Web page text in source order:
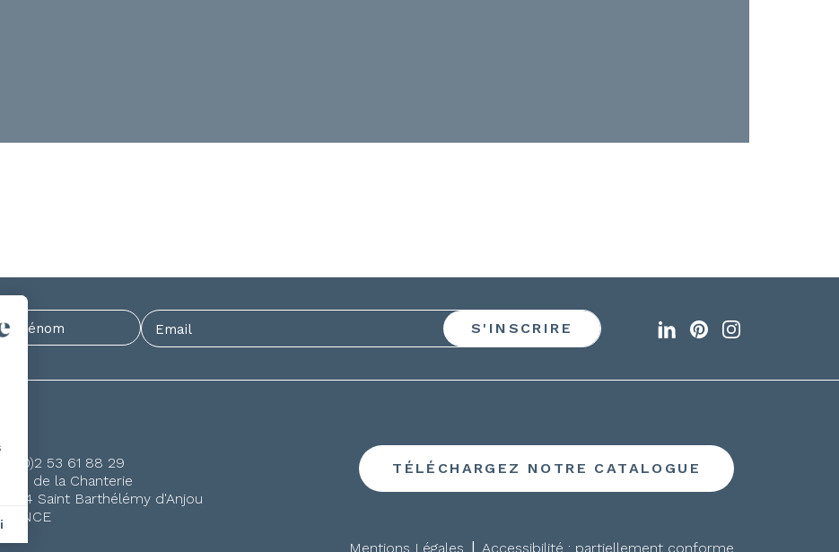
+33(0)2 53 61 88 29
6 rue de la Chanterie
49124 Saint Barthélémy d'Anjou
FRANCE
TÉLÉCHARGEZ NOTRE CATALOGUE
Mentions Légales | Accessibilité : partiellement conforme